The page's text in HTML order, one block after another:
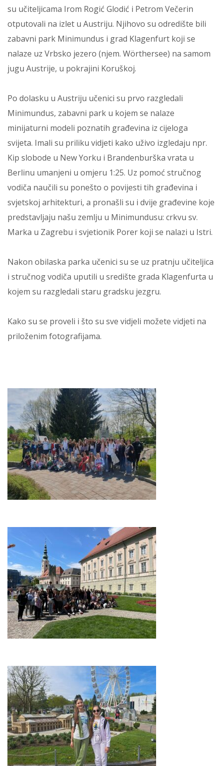
su učiteljicama Irom Rogić Glodić i Petrom Večerin
otputovali na izlet u Austriju. Njihovo su odredište bili
zabavni park Minimundus i grad Klagenfurt koji se
nalaze uz Vrbsko jezero (njem. Wörthersee) na samom
jugu Austrije, u pokrajini Koruškoj.
Po dolasku u Austriju učenici su prvo razgledali
Minimundus, zabavni park u kojem se nalaze
minijaturni modeli poznatih građevina iz cijeloga
svijeta. Imali su priliku vidjeti kako uživo izgledaju npr.
Kip slobode u New Yorku i Brandenburška vrata u
Berlinu umanjeni u omjeru 1:25. Uz pomoć stručnog
vodiča naučili su ponešto o povijesti tih građevina i
svjetskoj arhitekturi, a pronašli su i dvije građevine koje
predstavljaju našu zemlju u Minimundusu: crkvu sv.
Marka u Zagrebu i svjetionik Porer koji se nalazi u Istri.
Nakon obilaska parka učenici su se uz pratnju učiteljica
i stručnog vodiča uputili u središte grada Klagenfurta u
kojem su razgledali staru gradsku jezgru.
Kako su se proveli i što su sve vidjeli možete vidjeti na
priloženim fotografijama.